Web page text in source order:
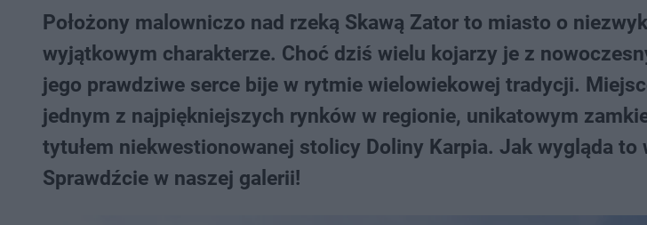
Położony malowniczo nad rzeką Skawą Zator to miasto o
wyjątkowym charakterze. Choć dziś wielu kojarzy je z
jego prawdziwe serce bije w rytmie wielowiekowej tradycji.
jednym z najpiękniejszych rynków w regionie, unikatowym
tytułem niekwestionowanej stolicy Doliny Karpia. Jak wygląda to
Sprawdźcie w naszej galerii!